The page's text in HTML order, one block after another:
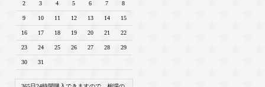
2 3 4 5 6 7 8
9 10 11 12 13 14 15
16 17 18 19 20 21 22
23 24 25 26 27 28 29
30 31